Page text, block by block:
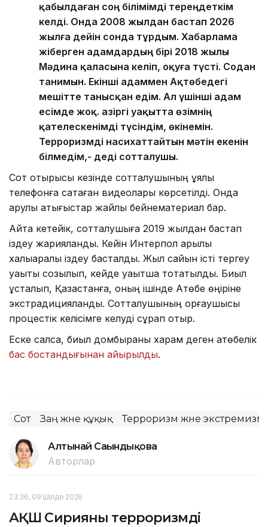
қабылдаған соң білімімді тереңдеткім
келді. Онда 2008 жылдан бастап 2026
жылға дейін сонда тұрдым. Хабарлама
жіберген адамдардың бірі 2018 жылы
Мәдина қаласына келіп, оқуға түсті. Содан
танимын. Екінші адаммен Ақтөбедегі
мешітте танысқан едім. Ал үшінші адам
есімде жоқ. Қазіргі уақытта өзімнің
қателескенімді түсіндім, өкінемін.
Терроризмді насихаттайтын мәтін екенін
білмедім,- деді сотталушы.
Сот отырысы кезінде сотталушының ұялы
телефонға сақтаған видеолары көрсетілді. Онда
қарулы қақтығыстар жайлы бейнематериал бар.
Айта кетейік, сотталушыға 2019 жылдан бастап
іздеу жарияланды. Кейін Интерпол арқылы
халықаралық іздеу басталды. Жыл сайын істі тергеу
уақыты созылып, кейде уақытша тоқтатылды. Биыл
ұсталып, Қазақстанға, оның ішінде Ақтөбе өңіріне
экстрадицияланды. Сотталушының қорғаушысы
процестік келісімге келуді сұрап отыр.
Еске салсақ, биыл домбыраны харам деген ақтөбелік
бас бостандығынан айырылды.
Сот Заң және құқық Терроризм және
Алтынай Сағындықова
Авторлар
23:36, 09 Шілде 2026
АҚШ Сирияны терроризмді